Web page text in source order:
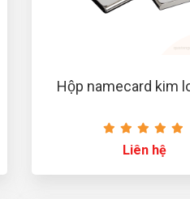
Hộp namecard kim
Liên hệ